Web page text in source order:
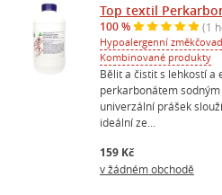
Top textil
100 % (1
Hypoalergenní
Kombinované produkty
Bělit a čistit s lehkostí a
perkarbonátem
univerzální prášek
ideální ze...
159 Kč
v žádném obchodě